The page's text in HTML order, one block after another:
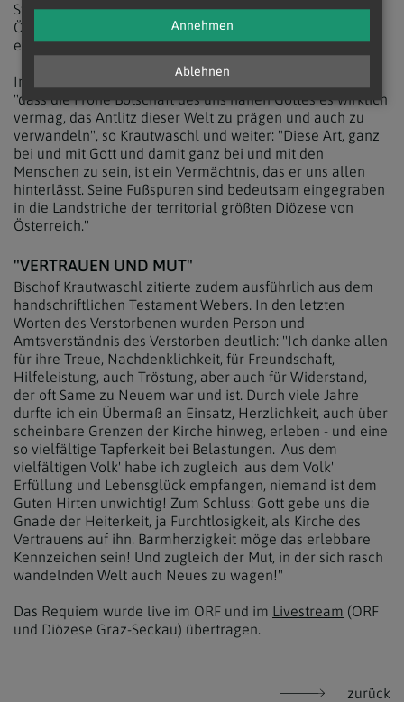
Steiermark oder in der Kirche und Gesellschaft in
Österreich, Webers vermittelnde Art habe sich oft als
entkrampfend erwiesen.
In Webers bischöflichem Dienst sei deutlich geworden,
"dass die Frohe Botschaft des uns nahen Gottes es wirklich
vermag, das Antlitz dieser Welt zu prägen und auch zu
verwandeln", so Krautwaschl und weiter: "Diese Art, ganz
bei und mit Gott und damit ganz bei und mit den
Menschen zu sein, ist ein Vermächtnis, das er uns allen
hinterlässt. Seine Fußspuren sind bedeutsam eingegraben
in die Landstriche der territorial größten Diözese von
Österreich."
"VERTRAUEN UND MUT"
Bischof Krautwaschl zitierte zudem ausführlich aus dem
handschriftlichen Testament Webers. In den letzten
Worten des Verstorbenen wurden Person und
Amtsverständnis des Verstorben deutlich: "Ich danke allen
für ihre Treue, Nachdenklichkeit, für Freundschaft,
Hilfeleistung, auch Tröstung, aber auch für Widerstand,
der oft Same zu Neuem war und ist. Durch viele Jahre
durfte ich ein Übermaß an Einsatz, Herzlichkeit, auch über
scheinbare Grenzen der Kirche hinweg, erleben - und eine
so vielfältige Tapferkeit bei Belastungen. 'Aus dem
vielfältigen Volk' habe ich zugleich 'aus dem Volk'
Erfüllung und Lebensglück empfangen, niemand ist dem
Guten Hirten unwichtig! Zum Schluss: Gott gebe uns die
Gnade der Heiterkeit, ja Furchtlosigkeit, als Kirche des
Vertrauens auf ihn. Barmherzigkeit möge das erlebbare
Kennzeichen sein! Und zugleich der Mut, in der sich rasch
wandelnden Welt auch Neues zu wagen!"
Das Requiem wurde live im ORF und im Livestream (ORF
und Diözese Graz-Seckau) übertragen.
zurück
Ablehnen
Annehmen